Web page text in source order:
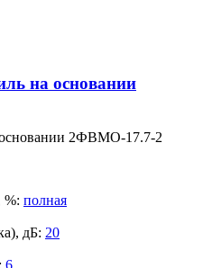
на основании
2ФВМO-17.7-2
%: полная
дБ: 20